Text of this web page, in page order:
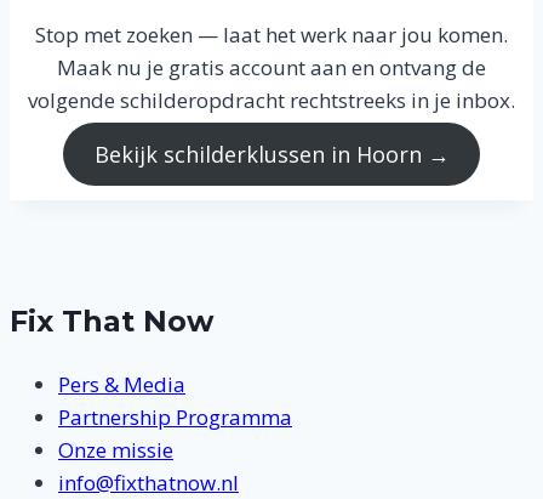
Stop met zoeken — laat het werk naar jou komen.
Maak nu je gratis account aan en ontvang de
volgende schilderopdracht rechtstreeks in je inbox.
Bekijk schilderklussen in Hoorn →
Fix That Now
Pers & Media
Partnership Programma
Onze missie
info@fixthatnow.nl